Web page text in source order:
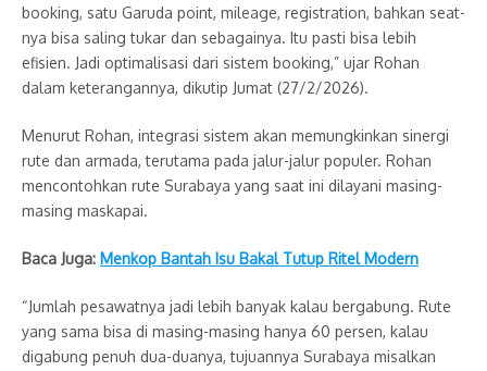
booking, satu Garuda point, mileage, registration, bahkan seat-
nya bisa saling tukar dan sebagainya. Itu pasti bisa lebih
efisien. Jadi optimalisasi dari sistem booking,” ujar Rohan
dalam keterangannya, dikutip Jumat (27/2/2026).
Menurut Rohan, integrasi sistem akan memungkinkan sinergi
rute dan armada, terutama pada jalur-jalur populer. Rohan
mencontohkan rute Surabaya yang saat ini dilayani masing-
masing maskapai.
Baca Juga: Menkop Bantah Isu Bakal Tutup Ritel Modern
“Jumlah pesawatnya jadi lebih banyak kalau bergabung. Rute
yang sama bisa di masing-masing hanya 60 persen, kalau
digabung penuh dua-duanya, tujuannya Surabaya misalkan